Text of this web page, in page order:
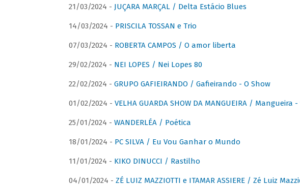
21/03/2024 - JUÇARA MARÇAL / Delta Estácio Blues
14/03/2024 - PRISCILA TOSSAN e Trio
07/03/2024 - ROBERTA CAMPOS / O amor liberta
29/02/2024 - NEI LOPES / Nei Lopes 80
22/02/2024 - GRUPO GAFIEIRANDO / Gafieirando - O Show
01/02/2024 - VELHA GUARDA SHOW DA MANGUEIRA / Mangueira
25/01/2024 - WANDERLÉA / Poética
18/01/2024 - PC SILVA / Eu Vou Ganhar o Mundo
11/01/2024 - KIKO DINUCCI / Rastilho
04/01/2024 - ZÉ LUIZ MAZZIOTTI e ITAMAR ASSIERE / Zé Luiz